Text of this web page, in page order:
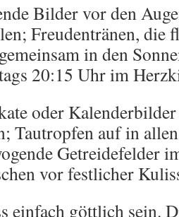
Bilder vor den
Freudentränen, die
in den
20:15 Uhr im
oder
Tautropfen auf in
Getreidefelder
vor festlicher
einfach göttlich sein.